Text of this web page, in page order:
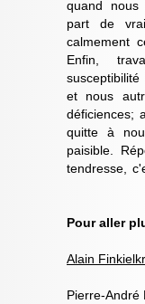
quand nous
part de
calmement
Enfin,
et nous
déficiences;
quitte à
paisible.
tendresse,
Pour aller
Alain
Pierre-André